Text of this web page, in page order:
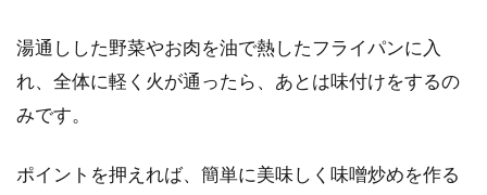
湯通しした野菜やお肉を油で熱したフライパンに入
れ、全体に軽く火が通ったら、あとは味付けをするの
みです。
ポイントを押えれば、簡単に美味しく味噌炒めを作る